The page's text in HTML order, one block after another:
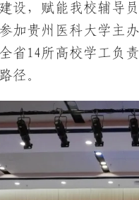
设，赋能我校辅导
加贵州医科大学
省14所高校学工负
径。